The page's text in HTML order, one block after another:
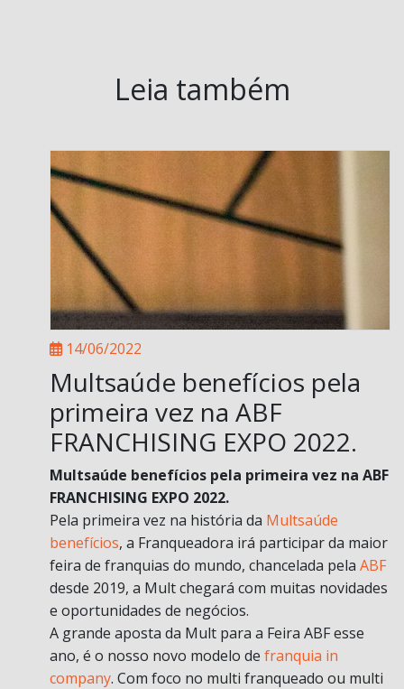
Leia também
14/06/2022
Multsaúde benefícios pela
primeira vez na ABF
FRANCHISING EXPO 2022.
Multsaúde benefícios pela primeira vez na ABF
FRANCHISING EXPO 2022.
Pela primeira vez na história da Multsaúde
benefícios, a Franqueadora irá participar da maior
feira de franquias do mundo, chancelada pela ABF
desde 2019, a Mult chegará com muitas novidades
e oportunidades de negócios.
A grande aposta da Mult para a Feira ABF esse
ano, é o nosso novo modelo de franquia in
company. Com foco no multi franqueado ou multi